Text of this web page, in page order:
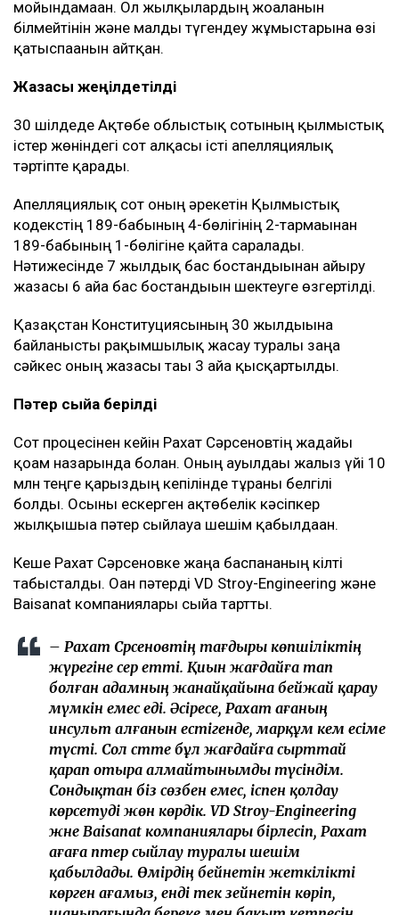
мойындамаған. Ол жылқылардың жоғалғанын
білмейтінін және малды түгендеу жұмыстарына өзі
қатыспағанын айтқан.
Жазасы жеңілдетілді
30 шілдеде Ақтөбе облыстық сотының қылмыстық
істер жөніндегі сот алқасы істі апелляциялық
тәртіпте қарады.
Апелляциялық сот оның әрекетін Қылмыстық
кодекстің 189-бабының 4-бөлігінің 2-тармағынан
189-бабының 1-бөлігіне қайта саралады.
Нәтижесінде 7 жылдық бас бостандығынан айыру
жазасы 6 айға бас бостандығын шектеуге өзгертілді.
Қазақстан Конституциясының 30 жылдығына
байланысты рақымшылық жасау туралы заңға
сәйкес оның жазасы тағы 3 айға қысқартылды.
Пәтер сыйға берілді
Сот процесінен кейін Рахат Сәрсеновтің жағдайы
қоғам назарында болған. Оның ауылдағы жалғыз үйі 10
млн теңге қарыздың кепілінде тұрғаны белгілі
болды. Осыны ескерген ақтөбелік кәсіпкер
жылқышыға пәтер сыйлауға шешім қабылдаған.
Кеше Рахат Сәрсеновке жаңа баспананың кілті
табысталды. Оған пәтерді VD Stroy-Engineering және
Baisanat компаниялары сыйға тартты.
– Рахат Сәрсеновтің тағдыры көпшіліктің
жүрегіне әсер етті. Қиын жағдайға тап
болған адамның жанайқайына бейжай қарау
мүмкін емес еді. Әсіресе, Рахат ағаның
инсульт алғанын естігенде, марқұм әкем есіме
түсті. Сол сәтте бұл жағдайға сырттай
қарап отыра алмайтынымды түсіндім.
Сондықтан біз сөзбен емес, іспен қолдау
көрсетуді жөн көрдік. VD Stroy-Engineering
және Baisanat компаниялары бірлесіп, Рахат
ағаға пәтер сыйлау туралы шешім
қабылдады. Өмірдің бейнетін жеткілікті
көрген ағамыз, енді тек зейнетін көріп,